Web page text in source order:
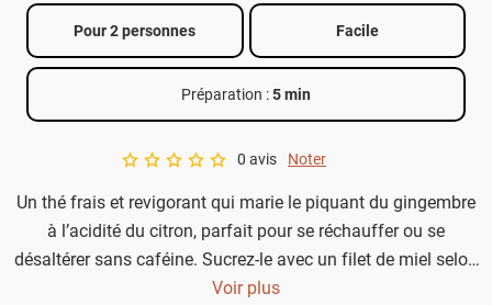
Actus
Téléchargez l'app Saveurs Recettes
Index des recettes
Pour 2 personnes Facile
Préparation :5 min
A star rating of 0 out of 5.
0 avis Noter
Un thé frais et revigorant qui marie le piquant du gingembre
à l’acidité du citron, parfait pour se réchauffer ou se
désaltérer sans caféine. Sucrez-le avec un filet de miel selon
vos goûts pour un équilibre parfait entre fraîcheur et douceur.
Voir plus